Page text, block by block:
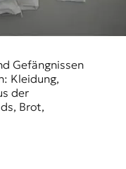
Gefängnissen
Kleidung,
der
Brot,